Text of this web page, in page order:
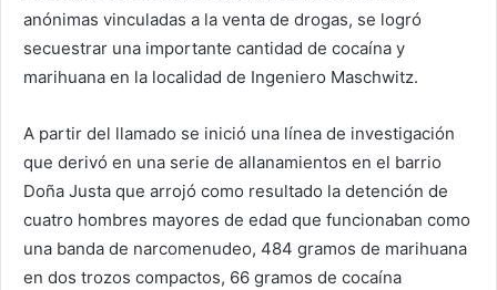
anónimas vinculadas a la venta de drogas, se logró
secuestrar una importante cantidad de cocaína y
marihuana en la localidad de Ingeniero Maschwitz.
A partir del llamado se inició una línea de investigación
que derivó en una serie de allanamientos en el barrio
Doña Justa que arrojó como resultado la detención de
cuatro hombres mayores de edad que funcionaban como
una banda de narcomenudeo, 484 gramos de marihuana
en dos trozos compactos, 66 gramos de cocaína